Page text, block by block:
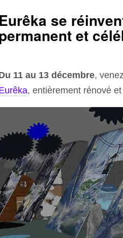
Eurêka se
et
11 au 13 décembre,
, entièrement rénové